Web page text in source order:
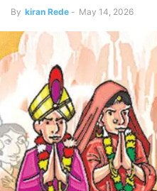
By kiran Rede - May 14, 2026